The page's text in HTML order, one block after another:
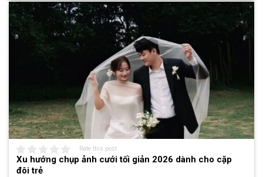
Rate this post
Xu hướng chụp ảnh cưới tối giản 2026 dành cho cặp
đôi trẻ